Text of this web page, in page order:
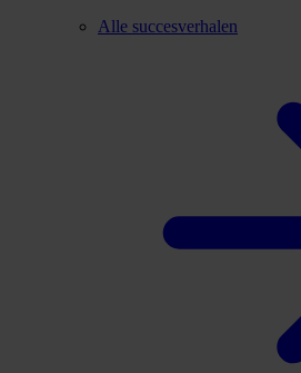
Alle succesverhalen